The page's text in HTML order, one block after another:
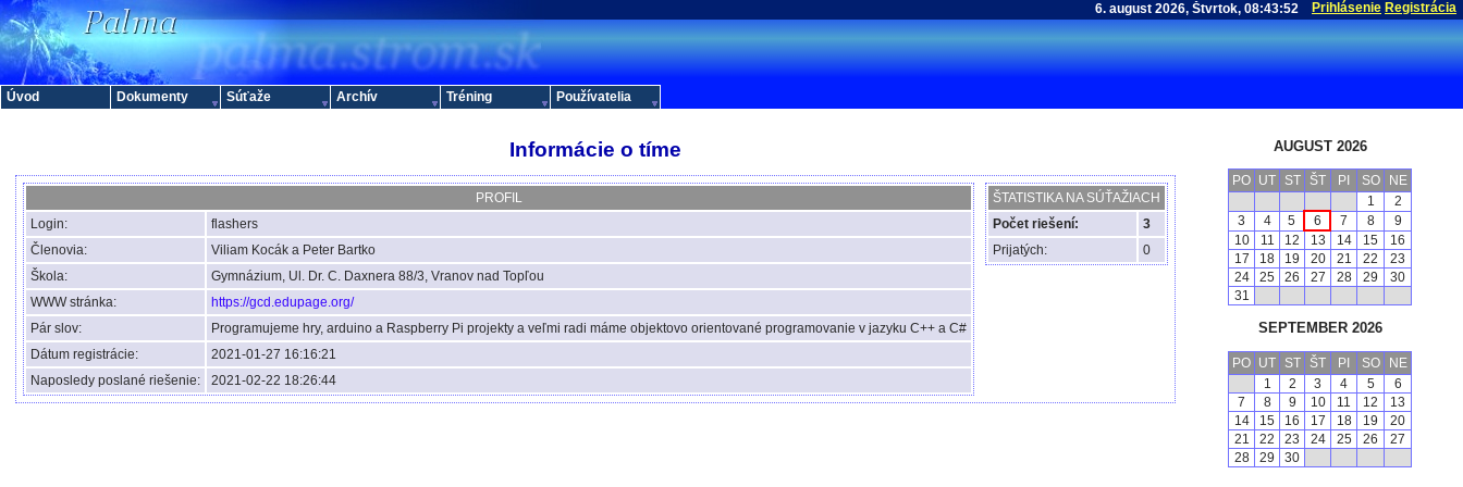
Prihlásenie Registrácia
Informácie o tíme
PROFIL
Login:
flashers
Členovia:
Viliam Kocák a Peter Bartko
Škola:
Gymnázium, Ul. Dr. C. Daxnera 88/3, Vranov nad Topľou
WWW stránka:
https://gcd.edupage.org/
Pár slov:
Programujeme hry, arduino a Raspberry Pi projekty a veľmi radi máme objektovo orientované programovanie v jazyku C++ a C#
Dátum registrácie:
2021-01-27 16:16:21
Naposledy poslané riešenie:
2021-02-22 18:26:44
ŠTATISTIKA NA SÚŤAŽIACH
Počet riešení:
3
Prijatých:
0
AUGUST 2026
PO UT ST ŠT PI SO
NE
1
2
3
4 5 6 7 8
9
10
11 12 13 14 15
16
17
18 19 20 21 22
23
24
25 26 27 28 29
30
31
SEPTEMBER 2026
PO UT ST ŠT PI SO
NE
1
2 3 4 5
6
7
8 9 10 11 12
13
14
15 16 17 18 19
20
21
22 23 24 25 26
27
28
29 30
Úvod Dokumenty Súťaže Archív Tréning Používatelia